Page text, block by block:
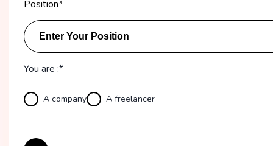
Position*
You are :*
A company A freelancer